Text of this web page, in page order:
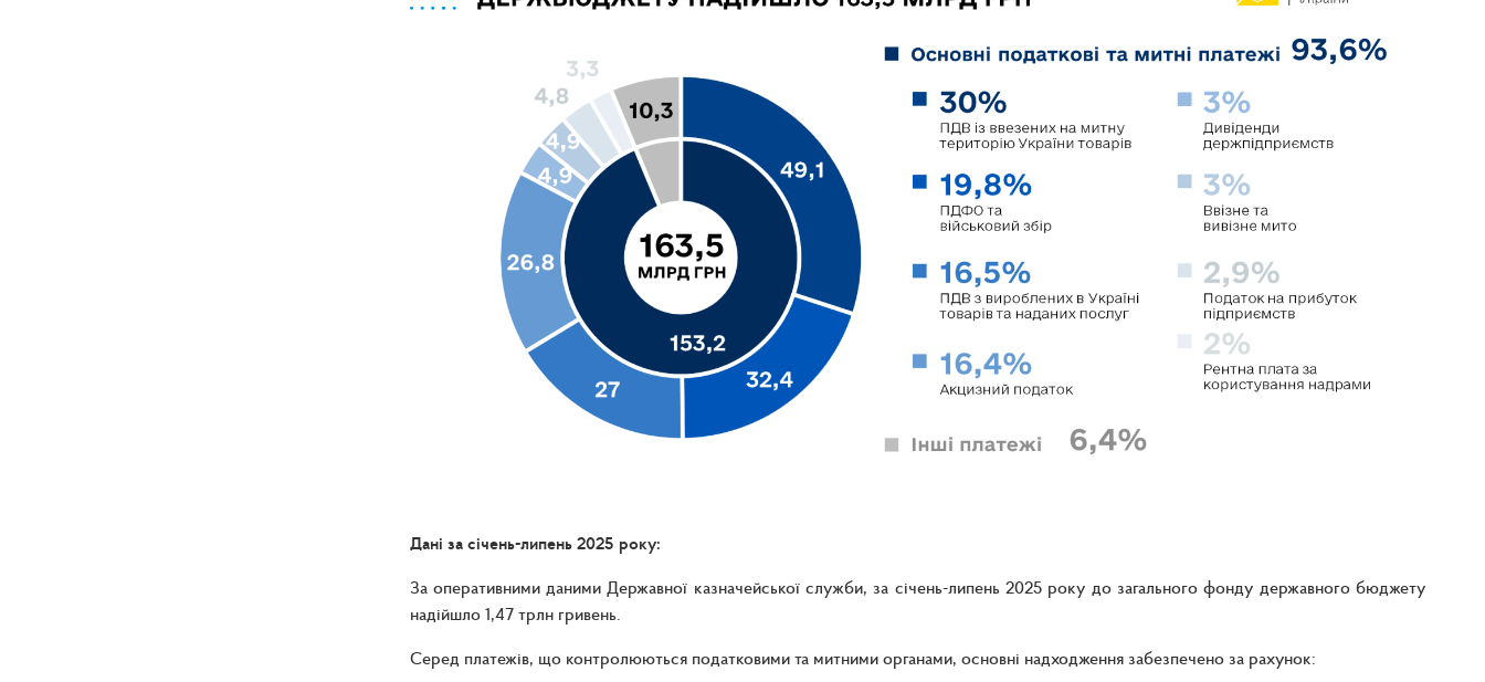
Дані за січень-липень 2025 року:
За оперативними даними Державної казначейської служби, за січень-липень 2025 року до загального фонду державного бюджету
надійшло 1,47 трлн гривень.
Серед платежів, що контролюються податковими та митними органами, основні надходження забезпечено за рахунок: